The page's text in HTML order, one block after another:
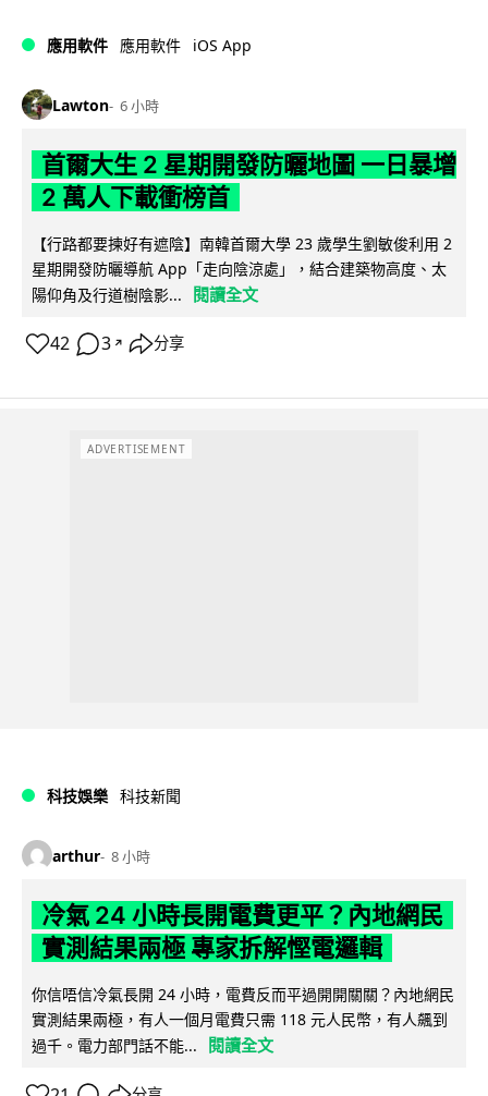
應用軟件 應用軟件 iOS App
Lawton 6 小時
首爾大生 2 星期開發防曬地圖 一日暴增
2 萬人下載衝榜首
【行路都要揀好有遮陰】南韓首爾大學 23 歲學生劉敏俊利用 2
星期開發防曬導航 App「走向陰涼處」，結合建築物高度、太
陽仰角及行道樹陰影...
閱讀全文
42 3 ↗ 分享
ADVERTISEMENT
科技娛樂 科技新聞
arthur 8 小時
冷氣 24 小時長開電費更平？內地網民
實測結果兩極 專家拆解慳電邏輯
你信唔信冷氣長開 24 小時，電費反而平過開開關關？內地網民
實測結果兩極，有人一個月電費只需 118 元人民幣，有人飆到
過千。電力部門話不能...
閱讀全文